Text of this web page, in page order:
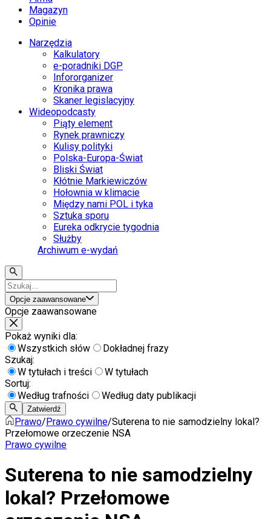
Magazyn
Opinie
Narzędzia
Kalkulatory
e-poradniki DGP
Infororganizer
Kronika prawa
Skaner legislacyjny
Wideopodcasty
Piąty element
Rynek prawniczy
Kulisy polityki
Polska-Europa-Świat
Bliski Świat
Kłótnie Markiewiczów
Hołownia w klimacie
Między nami POL i tyka
Sztuka sporu
Eureka odkrycie tygodnia
Służby
Archiwum e-wydań
Opcje zaawansowane
Opcje zaawansowane
Pokaż wyniki dla:
Wszystkich słów
Dokładnej frazy
Szukaj:
W tytułach i treści
W tytułach
Sortuj:
Według trafności
Według daty publikacji
Zatwierdź
Prawo/Prawo cywilne/Suterena to nie samodzielny lokal?
Przełomowe orzeczenie NSA
Prawo cywilne
Suterena to nie samodzielny
lokal? Przełomowe